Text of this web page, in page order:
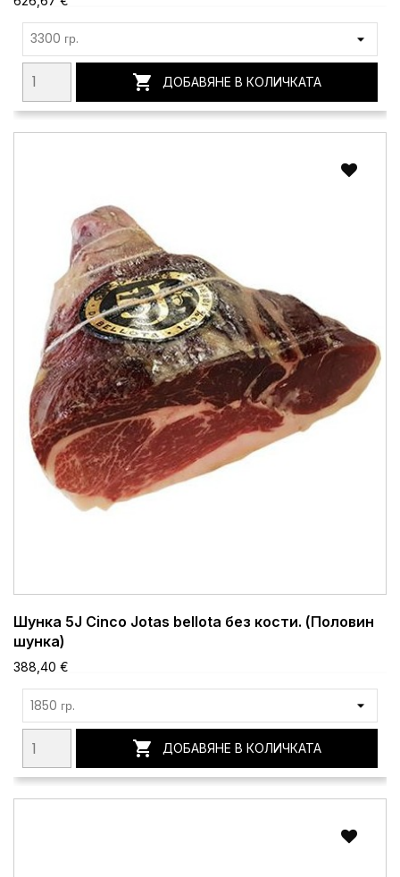
 ДОБАВЯНЕ В КОЛИЧКАТА
Шунка 5J Cinco Jotas bellota без кости. (Половин
шунка)
388,40 €
 ДОБАВЯНЕ В КОЛИЧКАТА